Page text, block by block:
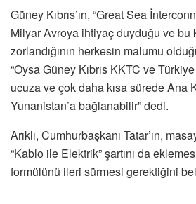
Güney Kıbrıs’ın, “Great Sea
Milyar Avroya ihtiyaç duyduğu ve bu
zorlandığının herkesin malumu
“Oysa Güney Kıbrıs KKTC ve
ucuza ve çok daha kısa sürede Ana
Yunanistan’a bağlanabilir” dedi.
Arıklı, Cumhurbaşkanı Tatar’ın,
“Kablo ile Elektrik” şartını da
formülünü ileri sürmesi gerektiğini